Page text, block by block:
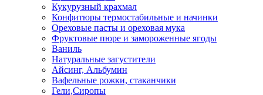
Кукурузный крахмал
Конфитюры термостабильные и начинки
Ореховые пасты и ореховая мука
Фруктовые пюре и замороженные ягоды
Ваниль
Натуральные загустители
Айсинг, Альбумин
Вафельные рожки, стаканчики
Гели,Сиропы